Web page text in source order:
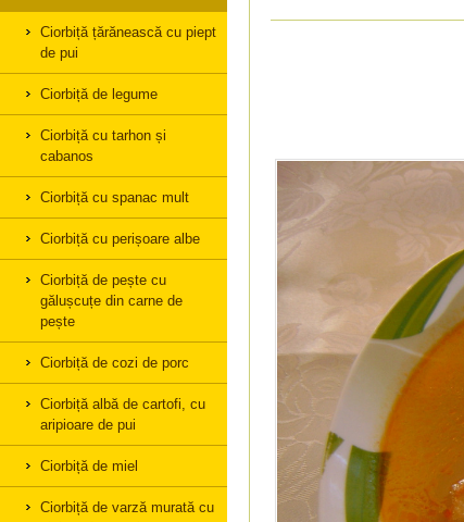
Ciorbiță țărănească cu piept
de pui
Ciorbiță de legume
Ciorbiță cu tarhon și
cabanos
Ciorbiță cu spanac mult
Ciorbiță cu perișoare albe
Ciorbiță de pește cu
gălușcuțe din carne de
pește
Ciorbiță de cozi de porc
Ciorbiță albă de cartofi, cu
aripioare de pui
Ciorbiță de miel
Ciorbiță de varză murată cu